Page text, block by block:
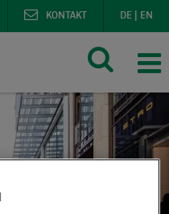
DE EN
KONTAKT